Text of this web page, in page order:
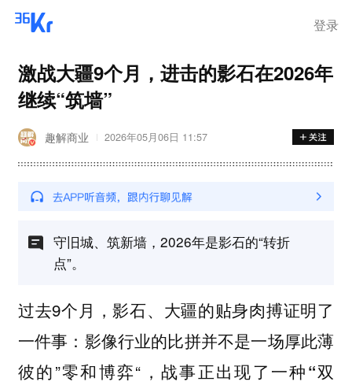
登录
激战大疆9个月，进击的影石在2026年
继续“筑墙”
趣解商业 2026年05月06日 11:57
守旧城、筑新墙，2026年是影石的“转折
点”。
过去9个月，影石、大疆的贴身肉搏证明了
一件事：影像行业的比拼并不是一场厚此薄
彼的”零和博弈“，战事正出现了一种“双